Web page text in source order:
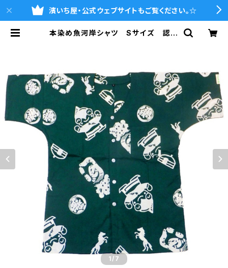
濱いち屋・公式ウェブサイトもご覧ください。☆
本染め魚河岸シャツ Sサイズ 認定
通り 港町 | 魚河岸シャツの濱いち
屋・通販サイト
1/7